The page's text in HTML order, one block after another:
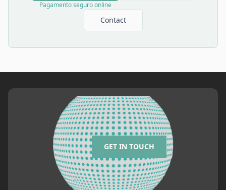
Pagamento seguro online
Contact
GET IN TOUCH